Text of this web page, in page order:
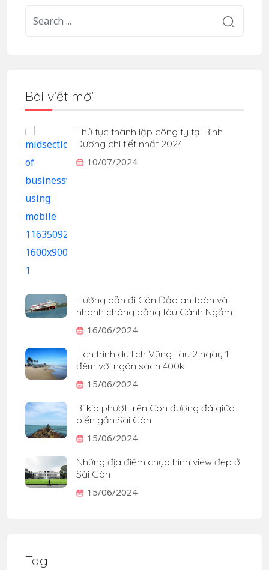
Bài viết mới
Thủ tục thành lập công ty tại Bình
Dương chi tiết nhất 2024
10/07/2024
Hướng dẫn đi Côn Đảo an toàn và
nhanh chóng bằng tàu Cánh Ngầm
16/06/2024
Lịch trình du lịch Vũng Tàu 2 ngày 1
đêm với ngân sách 400k
15/06/2024
Bí kíp phượt trên Con đường đá giữa
biển gần Sài Gòn
15/06/2024
Những địa điểm chụp hình view đẹp ở
Sài Gòn
15/06/2024
Tag